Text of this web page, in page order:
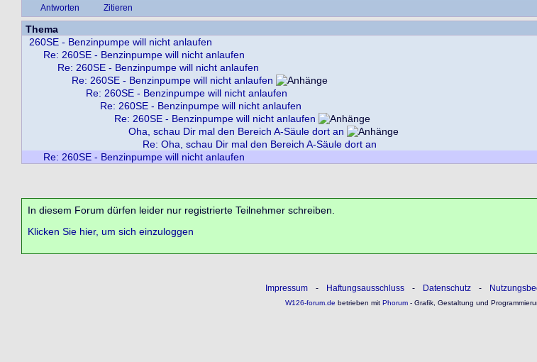
Antworten Zitieren
Thema
260SE - Benzinpumpe will nicht anlaufen
Re: 260SE - Benzinpumpe will nicht anlaufen
Re: 260SE - Benzinpumpe will nicht anlaufen
Re: 260SE - Benzinpumpe will nicht anlaufen
Re: 260SE - Benzinpumpe will nicht anlaufen
Re: 260SE - Benzinpumpe will nicht anlaufen
Re: 260SE - Benzinpumpe will nicht anlaufen
Oha, schau Dir mal den Bereich A-Säule dort an
Re: Oha, schau Dir mal den Bereich A-Säule dort an
Re: 260SE - Benzinpumpe will nicht anlaufen
In diesem Forum dürfen leider nur registrierte Teilnehmer schreiben.
Klicken Sie hier, um sich einzuloggen
Impressum - Haftungsausschluss - Datenschutz -
W126-forum.de betrieben mitPhorum- Grafik, Gestaltung und